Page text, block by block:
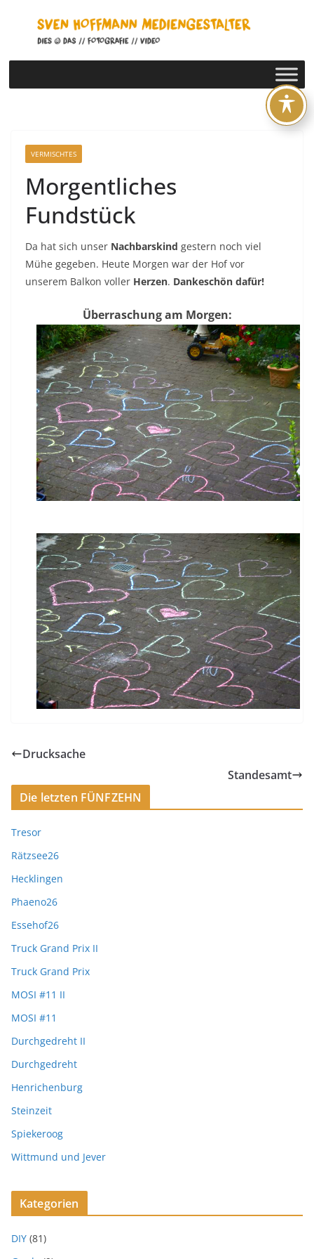
springen
VERMISCHTES
Morgentliches
Fundstück
Da hat sich unser Nachbarskind gestern noch viel
Mühe gegeben. Heute Morgen war der Hof vor
unserem Balkon voller Herzen. Dankeschön dafür!
Überraschung am Morgen:
Drucksache
Standesamt
Die letzten FÜNFZEHN
Tresor
Rätzsee26
Hecklingen
Phaeno26
Essehof26
Truck Grand Prix II
Truck Grand Prix
MOSI #11 II
MOSI #11
Durchgedreht II
Durchgedreht
Henrichenburg
Steinzeit
Spiekeroog
Wittmund und Jever
Kategorien
DIY (81)